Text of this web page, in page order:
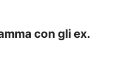
con gli ex.